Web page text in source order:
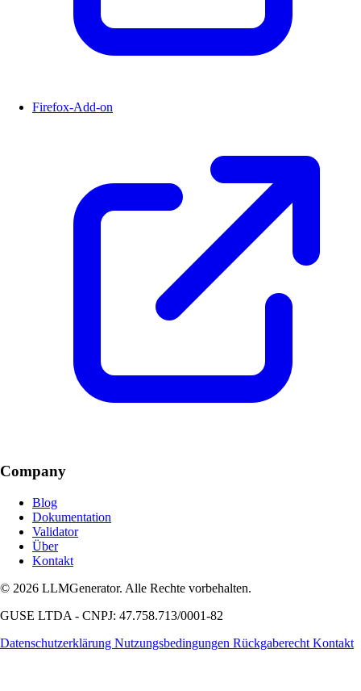
Firefox-Add-on
Company
Blog
Dokumentation
Validator
Über
Kontakt
© 2026 LLMGenerator. Alle Rechte vorbehalten.
GUSE LTDA - CNPJ: 47.758.713/0001-82
Datenschutzerklärung Nutzungsbedingungen Rückgaberecht Kontakt